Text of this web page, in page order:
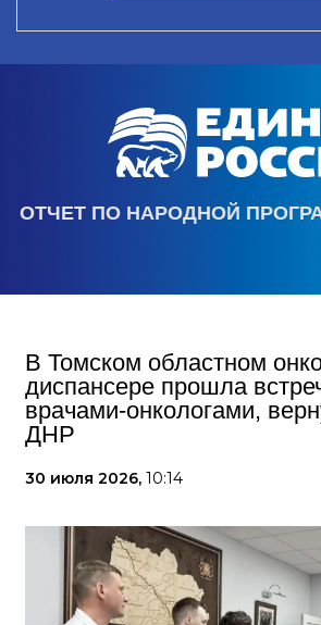
ОТЧЕТ ПО НАРОДНОЙ
В Томском областном
диспансере прошла
врачами-онкологами,
ДНР
30 июля 2026, 10:14